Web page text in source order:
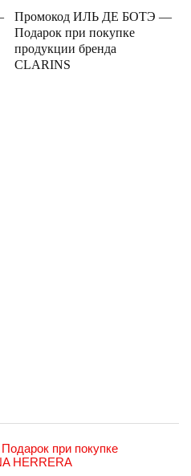
Промокод ИЛЬ ДЕ БОТЭ —
Подарок при покупке
продукции бренда
CLARINS
при покупке
HERRERA